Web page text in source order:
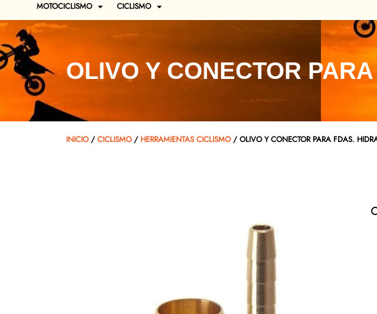
MOTOCICLISMO CICLISMO
OLIVO Y CONECTOR
INICIO/ CICLISMO/ HERRAMIENTAS CICLISMO/ OLIVO Y CONECTOR PARA FDAS.